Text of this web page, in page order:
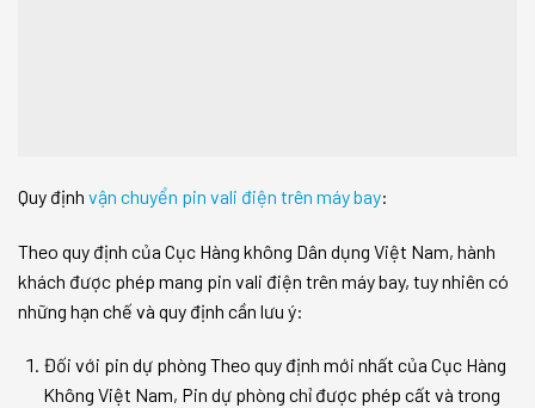
Quy định vận chuyển pin vali điện trên máy bay:
Theo quy định của Cục Hàng không Dân dụng Việt Nam, hành
khách được phép mang pin vali điện trên máy bay, tuy nhiên có
những hạn chế và quy định cần lưu ý:
Đối với pin dự phòng Theo quy định mới nhất của Cục Hàng
Không Việt Nam, Pin dự phòng chỉ được phép cất và trong